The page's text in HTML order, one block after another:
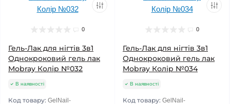
0
Гель-Лак для нігтів 3в1
Однокроковий гель лак
Mobray Колір №032
В наявності
Код товару: GelNail-
0
Гель-Лак для нігтів 3в1
Однокроковий гель лак
Mobray Колір №034
В наявності
Код товару: GelNail-